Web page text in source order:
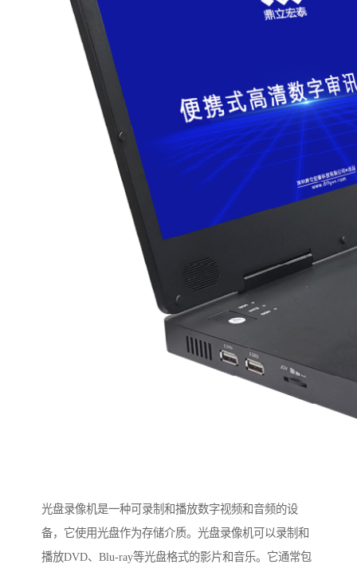
光盘录像机是一种可录制和播放数字视频和音频的设
备，它使用光盘作为存储介质。光盘录像机可以录制和
播放DVD、Blu-ray等光盘格式的影片和音乐。它通常包